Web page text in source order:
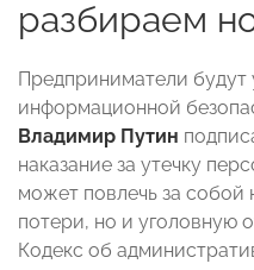
разбираем
Предприниматели будут
информационной
Владимир Путин
наказание за утечку
может повлечь за собой
потери, но и уголовную
Кодекс об